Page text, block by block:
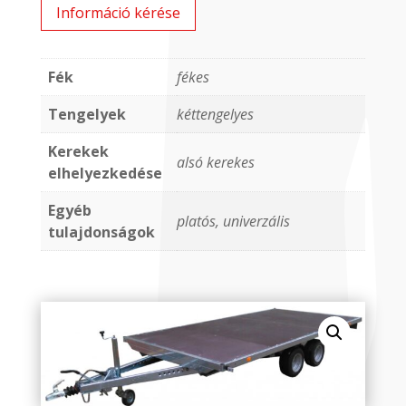
Információ kérése
Fék
fékes
Tengelyek
kéttengelyes
Kerekek
elhelyezkedése
alsó kerekes
Egyéb
tulajdonságok
platós, univerzális